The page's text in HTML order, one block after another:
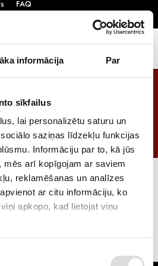
informācija Par
sīkfailus
lai personalizētu saturu un
saziņas līdzekļu funkcijas
Informāciju par to, kā jūs
mēs arī kopīgojam ar saviem
reklamēšanas un analīzes
ar citu informāciju, ko
apkopo, kad lietojat viņu
FAQ
kits with battery
/ Solar energy /
kits with battery backup